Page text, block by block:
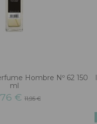
Hombre Nº 62 150
ml
€ 11,95 €